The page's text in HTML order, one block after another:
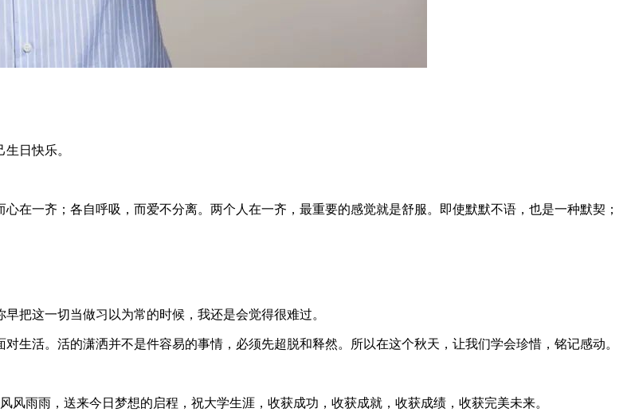
日快乐。
在一齐；各自呼吸，而爱不分离。两个人在一齐，最重要的感觉就是舒服。即使默默不语，也是一种默契；
把这一切当做习以为常的时候，我还是会觉得很难过。
生活。活的潇洒并不是件容易的事情，必须先超脱和释然。所以在这个秋天，让我们学会珍惜，铭记感动。
雨雨，送来今日梦想的启程，祝大学生涯，收获成功，收获成就，收获成绩，收获完美未来。